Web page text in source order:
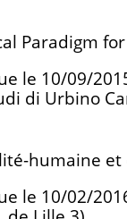
Paradigm
le 10/09/
di Urbino
humaine
le 10/02/